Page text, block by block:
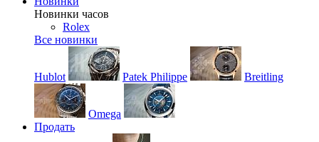
Новинки часов
Rolex
Все новинки
Hublot Patek Philippe Breitling
Omega
Продать